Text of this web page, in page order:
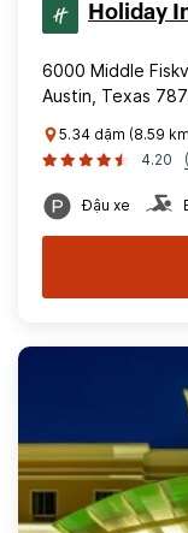
Holiday
6000 Middle
Austin, Texas
5.34 dặm (8.59
4.20
Đậu xe